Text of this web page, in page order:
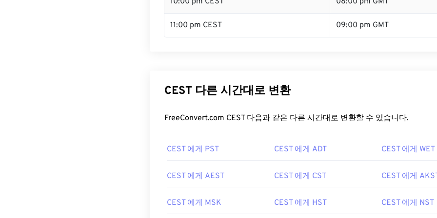
11:00 pm CEST 09:00 pm GMT
CEST 다른 시간대로 변환
FreeConvert.com CEST 다음과 같은 다른 시간대로 변환할 수 있습니다.
CEST 에게 PST CEST 에게 ADT CEST 에게 WET
CEST 에게 AEST CEST 에게 CST CEST 에게
CEST 에게 MSK CEST 에게 HST CEST 에게 NST